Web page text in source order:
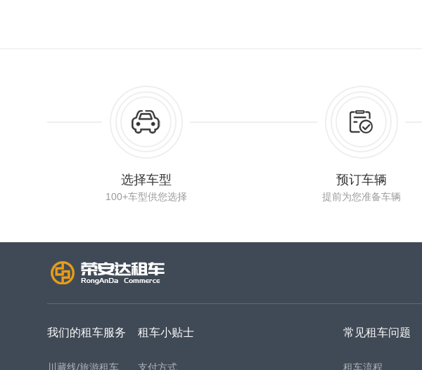
选择车型
100+车型供您选择
预订车辆
提前为您准备车辆
我们的租车服务
川藏线/旅游租车
租车小贴士
支付方式
常见租车问题
租车流程